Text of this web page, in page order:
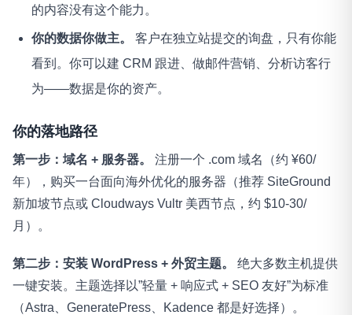
的内容没有这个能力。
你的数据你做主。
客户在独立站提交的询盘，只有你能
看到。你可以建 CRM 跟进、做邮件营销、分析访客行
为——数据是你的资产。
你的落地路径
第一步：域名 + 服务器。
注册一个 .com 域名（约 ¥60/
年），购买一台面向海外优化的服务器（推荐 SiteGround
新加坡节点或 Cloudways Vultr 美西节点，约 $10-30/
月）。
第二步：安装 WordPress + 外贸主题。
绝大多数主机提供
一键安装。主题选择以”轻量 + 响应式 + SEO 友好”为标准
（Astra、GeneratePress、Kadence 都是好选择）。